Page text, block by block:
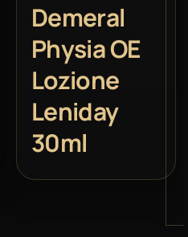
Demeral
Physia OE
Lozione
Leniday
30ml